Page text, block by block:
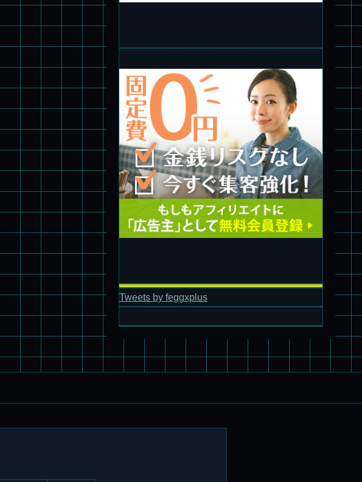
旧キット製作★アオシマ ロボダッチ モビルタマゴロー
パチ組塗装★バンダイ HG スコープドッグ拡張セット3～5
スコープドッグ サンサ戦 リーマン少佐機
Tweets by feggxplus